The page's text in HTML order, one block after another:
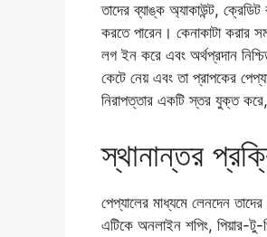
তাদের ব্যাঙ্ক অ্যাকাউন্ট,
করতে পারেন। কেনাকাটা করার
লগ ইন করে এবং অর্থপ্রদান
কেটে নেয় এবং তা প্রাপকের
নিরাপত্তার একটি স্তর যুক্ত করে,
স্থানান্তর
পেপ্যালের মাধ্যমে লেনদেন
এটিকে অনলাইন শপিং, পিয়ার-টু-